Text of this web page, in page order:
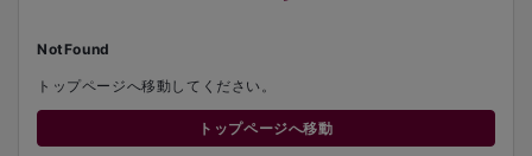
NotFound
トップページへ移動してください。
トップページへ移動